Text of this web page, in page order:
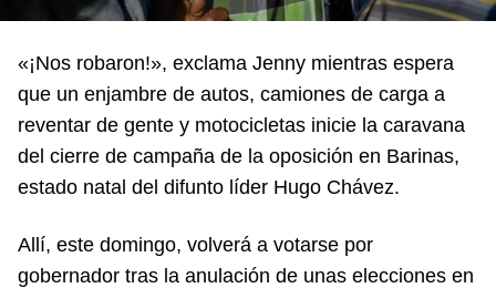
«¡Nos robaron!», exclama Jenny mientras espera
que un enjambre de autos, camiones de carga a
reventar de gente y motocicletas inicie la caravana
del cierre de campaña de la oposición en Barinas,
estado natal del difunto líder Hugo Chávez.
Allí, este domingo, volverá a votarse por
gobernador tras la anulación de unas elecciones en